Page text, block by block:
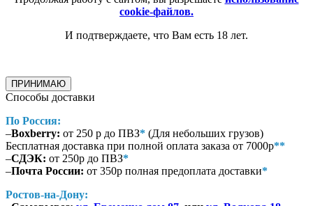
cookie-файлов.
И подтверждаете, что Вам есть 18 лет.
ПРИНИМАЮ
Способы доставки
По Россия:
–Boxberry: от 250 р до ПВЗ* (Для небольших грузов)
Бесплатная доставка при полной оплата заказа от 7000р**
–СДЭК: от 250р до ПВЗ*
–Почта России: от 350р полная предоплата доставки*
Ростов-на-Дону: